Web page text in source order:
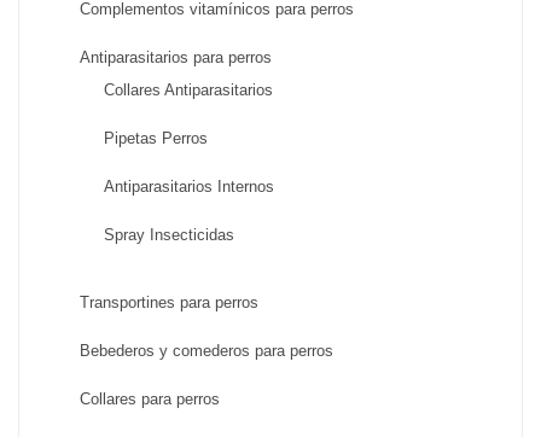
Complementos vitamínicos para perros
Antiparasitarios para perros
Collares Antiparasitarios
Pipetas Perros
Antiparasitarios Internos
Spray Insecticidas
Transportines para perros
Bebederos y comederos para perros
Collares para perros